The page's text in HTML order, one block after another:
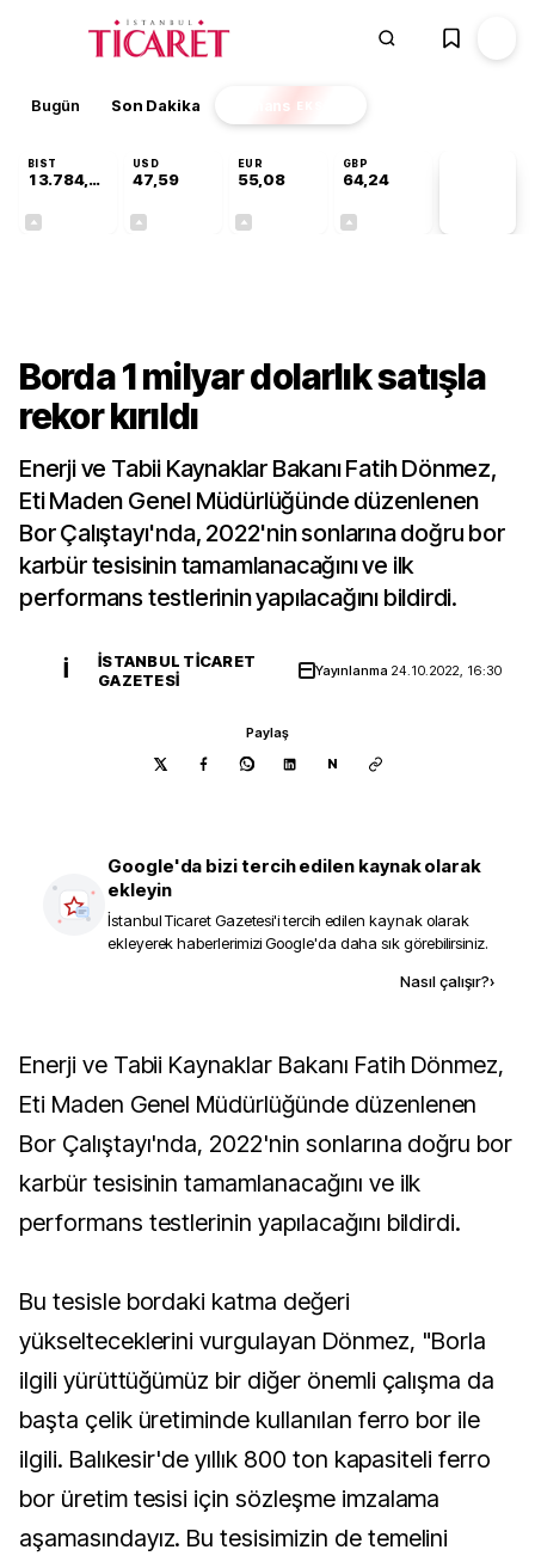
Bugün Son Dakika Finans EKSTRA
BIST
13.784,87
USD
47,59
EUR
55,08
GBP
64,24
Borda 1 milyar dolarlık satışla
rekor kırıldı
Enerji ve Tabii Kaynaklar Bakanı Fatih Dönmez,
Eti Maden Genel Müdürlüğünde düzenlenen
Bor Çalıştayı'nda, 2022'nin sonlarına doğru bor
karbür tesisinin tamamlanacağını ve ilk
performans testlerinin yapılacağını bildirdi.
İ
İSTANBUL TICARET
GAZETESI
Yayınlanma 24.10.2022, 16:30
Paylaş
N
Google'da bizi tercih edilen kaynak olarak
ekleyin
İstanbul Ticaret Gazetesi'i tercih edilen kaynak olarak
ekleyerek haberlerimizi Google'da daha sık görebilirsiniz.
Nasıl çalışır?›
Enerji ve Tabii Kaynaklar Bakanı Fatih Dönmez,
Eti Maden Genel Müdürlüğünde düzenlenen
Bor Çalıştayı'nda, 2022'nin sonlarına doğru bor
karbür tesisinin tamamlanacağını ve ilk
performans testlerinin yapılacağını bildirdi.
Bu tesisle bordaki katma değeri
yükselteceklerini vurgulayan Dönmez, "Borla
ilgili yürüttüğümüz bir diğer önemli çalışma da
başta çelik üretiminde kullanılan ferro bor ile
ilgili. Balıkesir'de yıllık 800 ton kapasiteli ferro
bor üretim tesisi için sözleşme imzalama
aşamasındayız. Bu tesisimizin de temelini